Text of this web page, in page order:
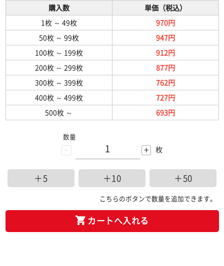
購入数
単価（税込）
1枚 ～ 49枚
970円
50枚 ～ 99枚
947円
100枚 ～ 199枚
912円
200枚 ～ 299枚
877円
300枚 ～ 399枚
762円
400枚 ～ 499枚
727円
500枚 ～ 693円
-
数量
+ 枚
＋5 ＋10 ＋50
こちらのボタンで数量を追加できます。
カートへ入れる